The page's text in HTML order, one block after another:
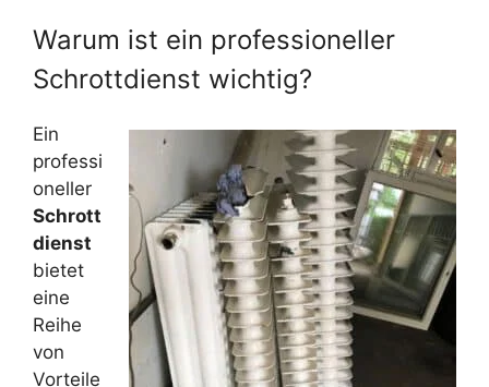
Warum ist ein professioneller
Schrottdienst wichtig?
Ein
professi
oneller
Schrott
dienst
bietet
eine
Reihe
von
Vorteile